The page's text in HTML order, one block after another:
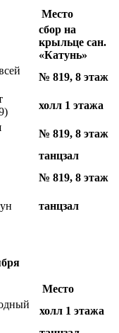
Место
сбор на
крыльце сан.
«Катунь»
№ 819, 8 этаж
холл 1 этажа
№ 819, 8 этаж
танцзал
№ 819, 8 этаж
танцзал
Место
холл 1 этажа